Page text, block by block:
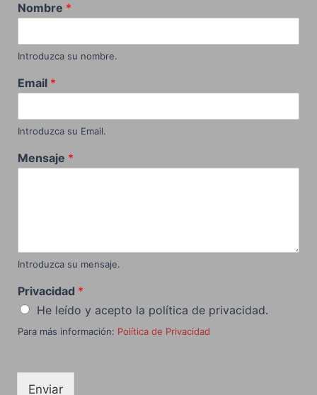
Nombre *
Introduzca su nombre.
Email *
Introduzca su Email.
Mensaje *
Introduzca su mensaje.
Privacidad *
He leído y acepto la política de privacidad.
Para más información: Política de Privacidad
Enviar